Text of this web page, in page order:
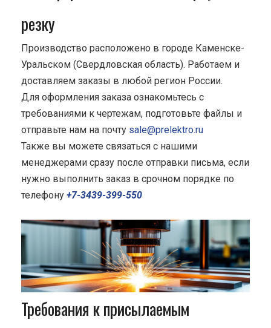
резку
Производство расположено в городе Каменске-
Уральском (Свердловская область). Работаем и
доставляем заказы в любой регион России.
Для оформления заказа ознакомьтесь с
требованиями к чертежам, подготовьте файлы и
отправьте нам на почту sale@prelektro.ru
Также вы можете связаться с нашими
менеджерами сразу после отправки письма, если
нужно выполнить заказ в срочном порядке по
телефону +7-3439-399-550
Требования к присылаемым